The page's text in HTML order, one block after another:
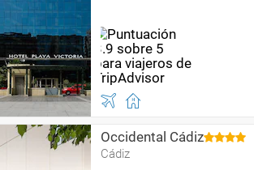
Occidental Cádiz
Cádiz